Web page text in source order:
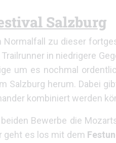
Salzburg
zu dieser
in niedrigere
um es nochmal
Salzburg herum. Dabei
kombiniert werden
Bewerbe die
geht es los mit dem